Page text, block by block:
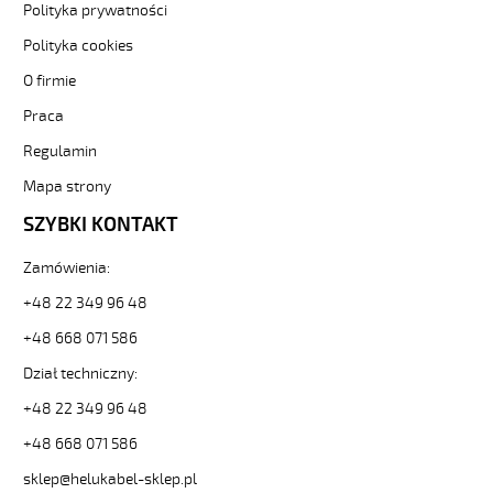
3-
81861
Sterownicze
OZ-
500
HMH
2x1
elastyczny
żyły
czarne
bezh.
od
[kod:
HELUKABEL
https://www.static.helukabel-
Polityka prywatności
Polityka cookies
O firmie
Praca
Regulamin
Mapa strony
SZYBKI KONTAKT
Zamówienia:
+48 22 349 96 48
+48 668 071 586
Dział techniczny:
+48 22 349 96 48
+48 668 071 586
sklep@helukabel-sklep.pl